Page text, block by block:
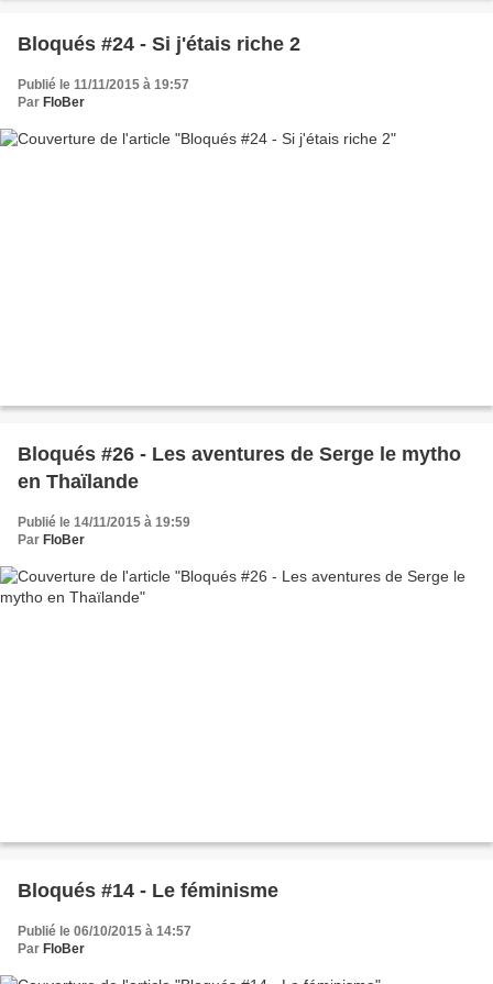
Bloqués #24 - Si j'étais riche 2
Publié le 11/11/2015 à 19:57
Par FloBer
Bloqués #26 - Les aventures de Serge le mytho
en Thaïlande
Publié le 14/11/2015 à 19:59
Par FloBer
Bloqués #14 - Le féminisme
Publié le 06/10/2015 à 14:57
Par FloBer